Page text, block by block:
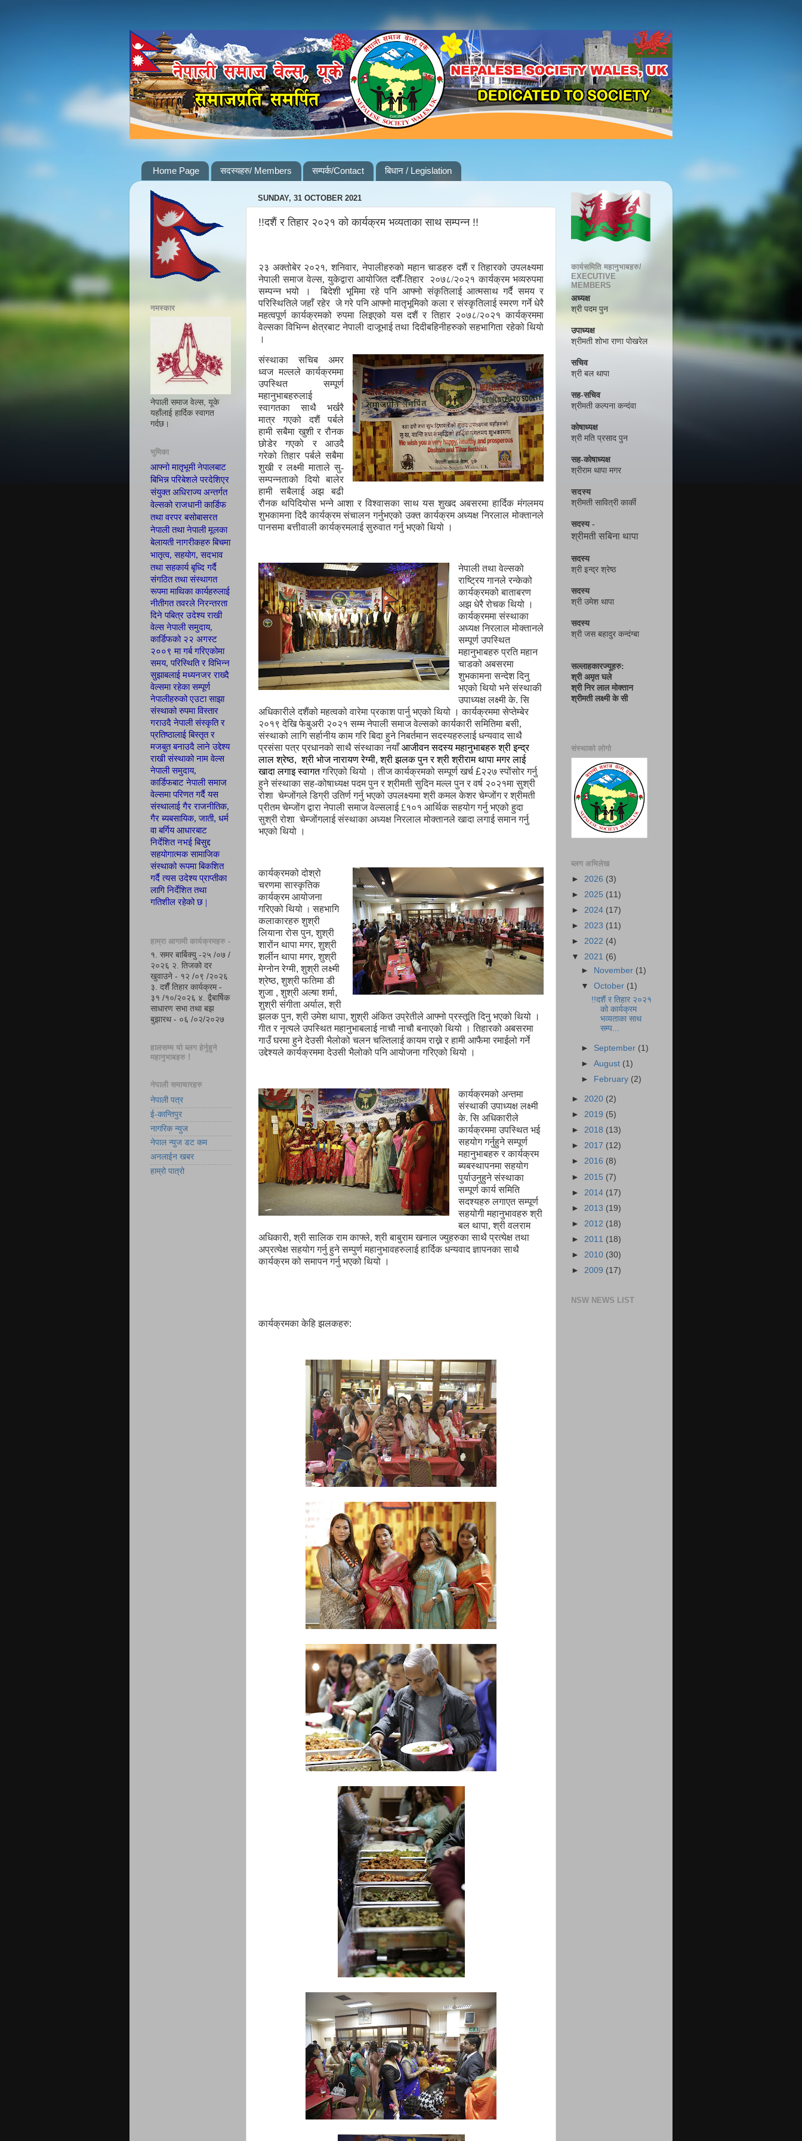
Home Page सदस्यहरु/ Members सम्पर्क/Contact बिधान / Legislation
SUNDAY, 31 OCTOBER 2021
!!दशैं र तिहार २०२१ को कार्यक्रम भव्यताका साथ सम्पन्न !!
२३ अक्तोबेर २०२१,शनिवार,नेपालीहरुको महान चाडहरु दशैं र तिहारको उपलक्ष्यमा
नेपाली समाज वेल्स,युकेद्वारा आयोजित दशैँ-तिहार २०७८/२०२१ कार्यक्रम भव्यरुपमा
सम्पन्न भयो । बिदेशी भूमिमा रहे पनि आफ्नो संकृतिलाई आत्मसाथ गर्दै समय र
परिस्थितिले जहाँ रहेर जे गरे पनि आफ्नो मातृभूमिको कला र संस्कृतिलाई स्मरण गर्ने धेरै
महत्वपूर्ण कार्यक्रमको रुपमा लिइएको यस दशैं र तिहार २०७८/२०२१ कार्यक्रममा
वेल्सका विभिन्न क्षेत्रबाट नेपाली दाजूभाई तथा दिदीबहिनीहरुको सहभागिता रहेको थियो
।
संस्थाका सचिब
अमर
ध्वज मल्लले कार्यक्रममा
उपस्थित
सम्पूर्ण
महानुभाबहरुलाई
स्वागतका
साथै
भर्खरै
मात्र
गएको दशैं
पर्बले
हामी सबैमा खुशी र रौनक
छोडेर
गएको र
आउदै
गरेको तिहार पर्बले सबैमा
शुखी र लक्ष्मी माताले सु-
सम्पन्नताको
दियो
बालेर
हामी
सबैलाई अझ
बढी
रौनक थपिदियोस भन्ने आशा र विश्वासका साथ यस शुखद अबसरमा हार्दिक मंगलमय
शुभकामना दिदै कार्यक्रम संचालन गर्नुभएको उक्त कार्यक्रम अध्यक्ष निरलाल मोक्तानले
पानसमा बत्तीवाली कार्यक्रमलाई सुरुवात गर्नु भएको थियो ।
नेपाली तथा वेल्सको
राष्ट्रिय गानले रन्केको
कार्यक्रमको बाताबरण
अझ धेरै रोचक थियो ।
कार्यक्रममा संस्थाका
अध्यक्ष निरलाल मोक्तानले
सम्पूर्ण उपस्थित
महानुभाबहरु प्रति महान
चाडको अबसरमा
शुभकामना सन्देश दिनु
भएको थियोभनेसंस्थाकी
उपाध्यक्ष लक्ष्मी के. सि
अधिकारीलेदशैंको महत्वको वारेमा प्रकाश पार्नु भएको थियो । कार्यक्रममा सेप्तेम्बेर
२०१९ देखि फेबुअरी २०२१ सम्म नेपाली समाज वेल्सको कार्यकारी समितिमा बसी,
संस्थाको लागि सर्हानीय काम गरि बिदा हुने निबर्तमान सदस्यहरुलाई धन्यवाद साथै
प्रसंसा पत्र प्रधानको साथै संस्थाका नयाँआजीवन सदस्य महानुभाबहरुश्रीइन्द्र
लाल श्रेष्ठ, श्री भोज नारायण रेग्मी,श्री झलक पुनरश्री श्रीराम थापा मगरलाई
खादा लगाइ स्वागतगरिएको थियो । तीज कार्यक्रमको सम्पूर्ण खर्च £२२७ स्पोंसोर गर्नु
हुने संस्थाका सह-कोषाध्यक्ष पदम पुनर श्रीमती सुदिन मल्ल पुन र वर्ष २०२१मा सुश्री
रोशा चेम्जोंगले डिग्री उतिर्ण गर्नु भएको उपलक्ष्यमा श्री कमल केशर चेम्जोंग र श्रीमती
प्रीतम चेम्जोंग द्वारा नेपाली समाज वेल्सलाई £१०१ आर्थिक सहयोग गर्नु भएको हुदा
सुश्री रोशा चेम्जोंगलाई संस्थाका अध्यक्ष निरलाल मोक्तानलेखादा लगाई समान गर्नु
भएको थियो ।
कार्यक्रमको दोश्रो
चरणमा सास्कृतिक
कार्यक्रम आयोजना
गरिएको थियो । सहभागि
कलाकारहरु शुश्री
लियाना रोस पुन,शुश्री
शारोंन थापा मगर,शुश्री
शर्लीन थापा मगर,शुश्री
मेग्नोन रेग्मी,शुश्री लक्ष्मी
श्रेष्ठ,शुश्रीफतिमा डी
शुजा ,शुश्री अल्षा शर्मा,
शुश्रीसंगीता अर्याल, श्री
झलक पुन, श्री उमेश थापा,शुश्री अंकित उप्रेतीले आफ्नो प्रस्तूति दिनु भएको थियो ।
गीत र नृत्यले उपस्थित महानुभाबलाई नाचौ नाचौ बनाएको थियो । तिहारको अबसरमा
गाउँ घरमा हुने देउसी भैलोको चलन चल्तिलाई कायम राख्ने र हामी आफैमा रमाईलो गर्ने
उद्देश्यले कार्यक्रममा देउसी भैलोको पनि आयोजना गरिएको थियो ।
कार्यक्रमको अन्तमा
संस्थाकीउपाध्यक्ष लक्ष्मी
के. सि अधिकारीले
कार्यक्रममा उपस्थित भई
सहयोग गर्नुहुने सम्पूर्ण
महानुभाबहरु र कार्यक्रम
ब्यबस्थापनमा सहयोग
पुर्याउनुहुने संस्थाका
सम्पूर्ण कार्य समिति
सदश्यहरु लगाएत सम्पूर्ण
सहयोगी महानुभावहरु श्री
बल थापा,श्री वलराम
अधिकारी,श्री सालिक राम काफ्ले,श्री बाबुराम खनाल ज्युहरुका साथै प्रत्येक्ष तथा
अप्रत्येक्ष सहयोग गर्नु हुने सम्पुर्ण महानुभावहरुलाई हार्दिक धन्यवाद ज्ञापनका साथै
कार्यक्रम को समापन गर्नु भएको थियो ।
कार्यक्रमका केहि झलकहरु:
नमस्कार
नेपाली समाज वेल्स, यूके
यहाँलाई हार्दिक स्वागत
गर्दछ।
भुमिका
आफ्नो मातृभूमी नेपालबाट
बिभिन्न परिबेशले परदेशिएर
संयुक्त अधिराज्य अन्तर्गत
वेल्सको राजधानी कार्डिफ
तथा वरपर बसोबासरत
नेपाली तथा नेपाली मूलका
बेलायती नागरीकहरु बिचमा
भातृत्व, सहयोग,सदभाव
तथा सहकार्य बृध्दि गर्दै
संगठित तथासंस्थागत
रूपमा माथिका कार्यहरुलाई
नीतीगत तवरले निरन्तरता
दिने पबित्र उदेश्य राखी
वेल्स नेपालीसमुदाय,
कार्डिफको २२ अगस्ट
२००९ मा गर्बगरिएकोमा
समय, परिस्थिति र विभिन्न
सुझाबलाई मध्यनजर राख्दै
वेल्समा रहेका सम्पूर्ण
नेपालीहरुको एउटा साझा
संस्थाको रुपमा विस्तार
गराउदै नेपाली संस्कृति र
प्रतिष्ठालाई बिस्तृत र
मजबुत बनाउदै लाने उद्देश्य
राखी संस्थाको नाम वेल्स
नेपाली समुदाय,
कार्डिफबाट नेपाली समाज
वेल्समा परिणतगर्दै यस
संस्थालाई गैर राजनीतिक,
गैर ब्यबसायिक, जाती, धर्म
वा बर्गिय आधारबाट
निर्देशित नभई बिसुद्द
सहयोगात्मक सामाजिक
संस्थाको रूपमाबिकशित
गर्दै त्यस उदेश्यप्राप्तीका
लागि निर्देशित तथा
गतिशील रहेको छ |
हाम्रा आगामी कार्यक्रमहरु -
१. समर बार्बिक्यु -२५ /०७ /
२०२६ २. तिजको दर
खुवाउने - १२ /०९ /२०२६
३. दशैँ तिहार कार्यक्रम -
३१ /१०/२०२६ ४. द्वैबार्षिक
साधारण सभा तथा बझ
बुझारथ - ०६ /०२/२०२७
हालसम्म यो ब्लग हेर्नुहुने
महानुभाबहरु !
नेपाली समाचारहरु
नेपाली पत्र
ई-कान्तिपुर
नागरिक न्युज
नेपाल न्युज डट कम
अनलाईन खबर
हाम्रो पात्रो
कार्यसमिति महानुभाबहरु/
EXECUTIVE
MEMBERS
अध्यक्ष
श्री पदम पुन
उपाध्यक्ष
श्रीमती शोभा राणा पोखरेल
सचिव
श्री बल थापा
सह-सचिव
श्रीमती कल्पना कन्दंवा
कोषाध्यक्ष
श्री मति प्रसाद पुन
सह-कोषाध्यक्ष
श्रीराम थापा मगर
सदस्य
श्रीमती सावित्री कार्की
सदस्य -
श्रीमती सबिना थापा
सदस्य
श्री इन्द्र श्रेष्ठ
सदस्य
श्री उमेश थापा
सदस्य
श्री जस बहादुर कन्दंग्बा
सल्लाहकारज्यूहरु:
श्री अमृत घले
श्री निर लाल मोक्तान
श्रीमती लक्ष्मी के सी
संस्थाको लोगो
ब्लग अभिलेख
► 2026 (3)
► 2025 (11)
► 2024 (17)
► 2023 (11)
► 2022 (4)
▼ 2021 (6)
►
November (1)
▼October (1)
!!दशैं र तिहार २०२१
को कार्यक्रम
भव्यताका साथ
सम्प...
► September (1)
►August (1)
►
February (2)
► 2020 (2)
► 2019 (5)
► 2018 (13)
► 2017 (12)
► 2016 (8)
► 2015 (7)
► 2014 (17)
► 2013 (19)
► 2012 (18)
► 2011 (18)
► 2010 (30)
► 2009 (17)
NSW NEWS LIST